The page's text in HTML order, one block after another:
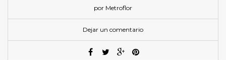
por Metroflor
Dejar un comentario